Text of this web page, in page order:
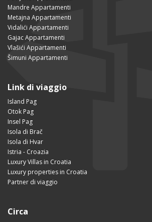
Mandre Appartamenti
Metajna Appartamenti
Vidalići Appartamenti
Gajac Appartamenti
Vlašići Appartamenti
Šimuni Appartamenti
Link di viaggio
Island Pag
Otok Pag
Insel Pag
Isola di Brač
Isola di Hvar
Istria - Croazia
Luxury Villas in Croatia
Luxury properties in Croatia
Partner di viaggio
Circa